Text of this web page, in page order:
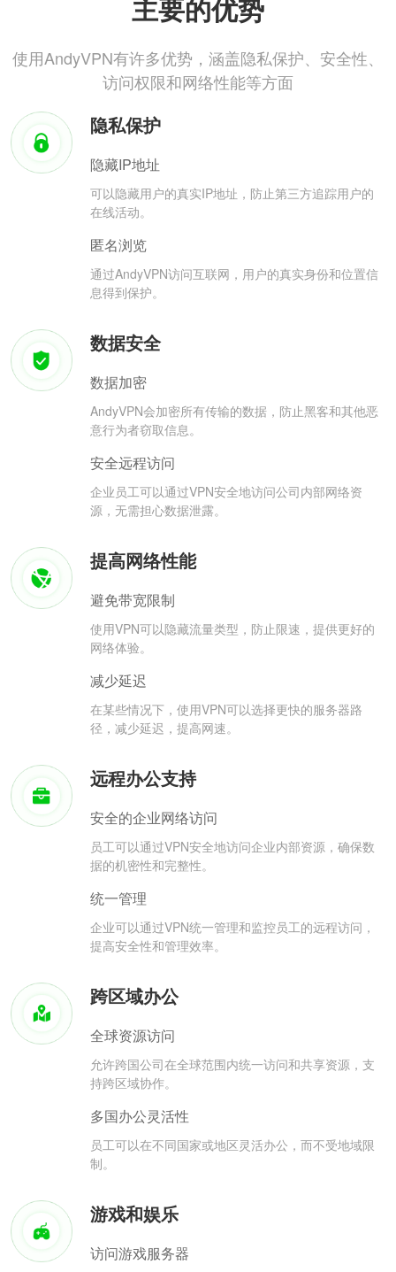
主要的优势
使用AndyVPN有许多优势，涵盖隐私保护、安全性、
访问权限和网络性能等方面
隐私保护
隐藏IP地址
可以隐藏用户的真实IP地址，防止第三方追踪用户的
在线活动。
匿名浏览
通过AndyVPN访问互联网，用户的真实身份和位置信
息得到保护。
数据安全
数据加密
AndyVPN会加密所有传输的数据，防止黑客和其他恶
意行为者窃取信息。
安全远程访问
企业员工可以通过VPN安全地访问公司内部网络资
源，无需担心数据泄露。
提高网络性能
避免带宽限制
使用VPN可以隐藏流量类型，防止限速，提供更好的
网络体验。
减少延迟
在某些情况下，使用VPN可以选择更快的服务器路
径，减少延迟，提高网速。
远程办公支持
安全的企业网络访问
员工可以通过VPN安全地访问企业内部资源，确保数
据的机密性和完整性。
统一管理
企业可以通过VPN统一管理和监控员工的远程访问，
提高安全性和管理效率。
跨区域办公
全球资源访问
允许跨国公司在全球范围内统一访问和共享资源，支
持跨区域协作。
多国办公灵活性
员工可以在不同国家或地区灵活办公，而不受地域限
制。
游戏和娱乐
访问游戏服务器